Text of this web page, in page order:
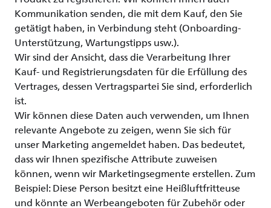
Kommunikation senden, die mit dem Kauf, den Sie
getätigt haben, in Verbindung steht (Onboarding-
Unterstützung, Wartungstipps usw.).
Wir sind der Ansicht, dass die Verarbeitung Ihrer
Kauf- und Registrierungsdaten für die Erfüllung des
Vertrages, dessen Vertragspartei Sie sind, erforderlich
ist.
Wir können diese Daten auch verwenden, um Ihnen
relevante Angebote zu zeigen, wenn Sie sich für
unser Marketing angemeldet haben. Das bedeutet,
dass wir Ihnen spezifische Attribute zuweisen
können, wenn wir Marketingsegmente erstellen. Zum
Beispiel: Diese Person besitzt eine Heißluftfritteuse
und könnte an Werbeangeboten für Zubehör oder